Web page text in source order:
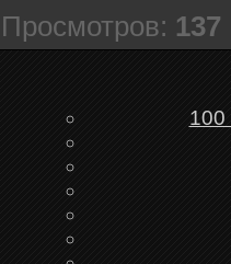
Просмотров: 137
100